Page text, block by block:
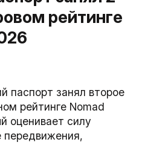
рейтинге
паспорт занял второе
рейтинге Nomad
оценивает силу
передвижения,